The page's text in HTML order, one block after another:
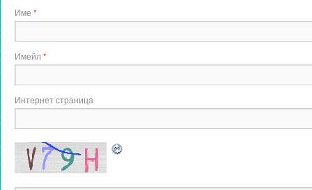
Име *
Имейл *
Интернет страница